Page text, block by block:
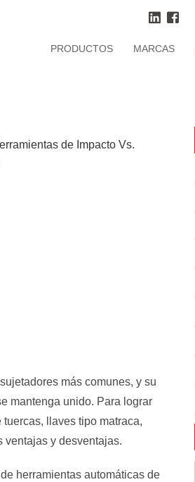
PRODUCTOS MARCAS
más comunes, y su
mantenga unido. Para lograr
llaves tipo matraca,
ventajas y desventajas.
herramientas automáticas de